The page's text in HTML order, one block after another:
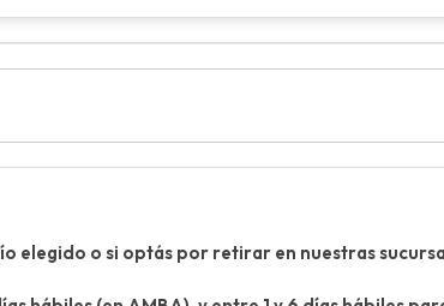
elegido o si optás por retirar en nuestras